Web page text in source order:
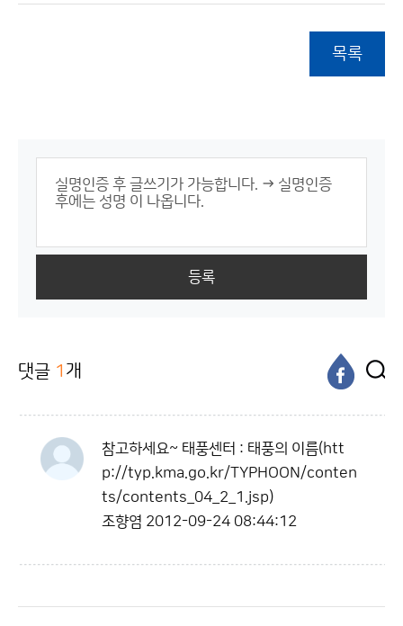
목록
등록
댓글 1 개
참고하세요~ 태풍센터 : 태풍의 이름(htt
p://typ.kma.go.kr/TYPHOON/conten
ts/contents_04_2_1.jsp)
조향염 2012-09-24 08:44:12